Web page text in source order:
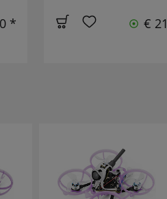
* €